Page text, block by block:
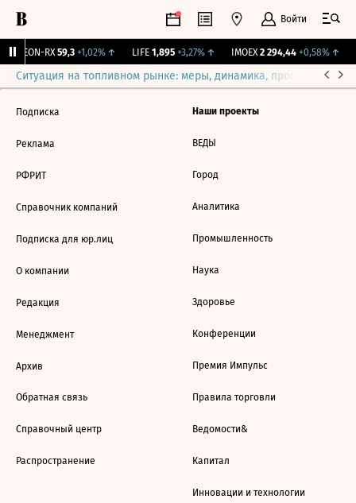
Войти
VEON-RX 59,3 +1,02%↑ LIFE 1,895 +3,27%↑ IMOEX 2 294,44 +0,58%↑
Ситуация на топливном рынке: меры, динамика, прогнозы
Подписка
Реклама
РФРИТ
Справочник компаний
Подписка для юр.лиц
О компании
Редакция
Менеджмент
Архив
Обратная связь
Справочный центр
Распространение
Наши проекты
ВЕДЫ
Город
Аналитика
Промышленность
Наука
Здоровье
Конференции
Премия Импульс
Правила торговли
Ведомости&
Капитал
Инновации и технологии